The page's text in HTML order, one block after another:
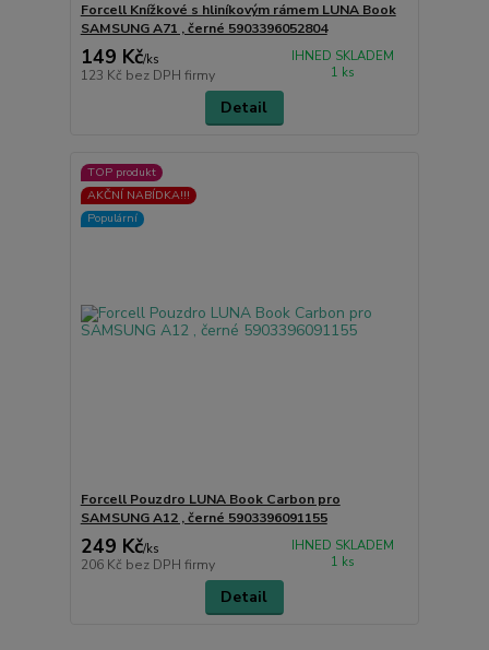
Forcell Knížkové s hliníkovým rámem LUNA Book
SAMSUNG A71 , černé 5903396052804
149 Kč/ks
123 Kč bez DPH firmy
IHNED SKLADEM
1 ks
Detail
TOP produkt
AKČNÍ NABÍDKA!!!
Populární
Forcell Pouzdro LUNA Book Carbon pro
SAMSUNG A12 , černé 5903396091155
249 Kč/ks
206 Kč bez DPH firmy
IHNED SKLADEM
1 ks
Detail